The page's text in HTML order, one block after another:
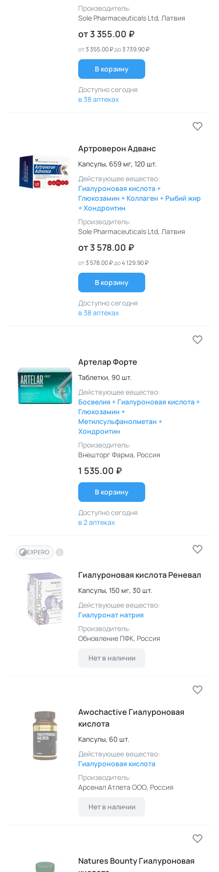
Производитель:
Sole Pharmaceuticals Ltd, Латвия
от 3 355.00 ₽
от3 355.00 ₽до3 739.90 ₽
В корзину
Доступно сегодня
в 38 аптеках
Артроверон Адванс
Капсулы, 659 мг, 120 шт.
Действующее вещество:
Гиалуроновая кислота +
Глюкозамин + Коллаген + Рыбий жир
+ Хондроитин
Производитель:
Sole Pharmaceuticals Ltd, Латвия
от 3 578.00 ₽
от3 578.00 ₽до4 129.90 ₽
В корзину
Доступно сегодня
в 38 аптеках
Артелар Форте
Таблетки, 90 шт.
Действующее вещество:
Босвелия + Гиалуроновая кислота +
Глюкозамин +
Метилсульфанолметан +
Хондроитин
Производитель:
Внешторг Фарма, Россия
1 535.00 ₽
В корзину
Доступно сегодня
в 2 аптеках
EXPERO
Гиалуроновая кислота Реневал
Капсулы, 150 мг, 30 шт.
Действующее вещество:
Гиалуронат натрия
Производитель:
Обновление ПФК, Россия
Нет в наличии
Awochactive Гиалуроновая
кислота
Капсулы, 60 шт.
Действующее вещество:
Гиалуроновая кислота
Производитель:
Арсенал Атлета ООО, Россия
Нет в наличии
Natures Bounty Гиалуроновая